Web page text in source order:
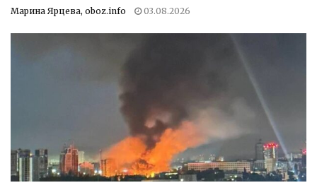
Марина Ярцева, oboz.info 03.08.2026